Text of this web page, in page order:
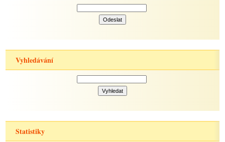
Vyhledávání
Statistiky